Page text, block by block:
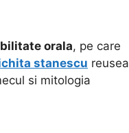
orala, pe care
stanescu reusea
si mitologia